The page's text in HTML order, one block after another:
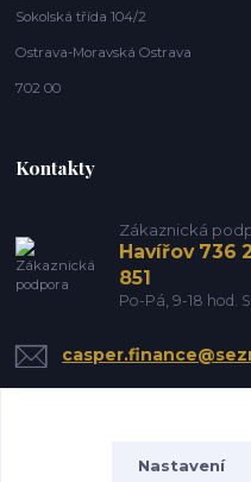
Sokolská třída 104/2
Ostrava-Moravská Ostrava
702 00
Kontakty
Zákaznická
Havířov 736
851
Po-Pá, 9-18 hod.
Nastavení